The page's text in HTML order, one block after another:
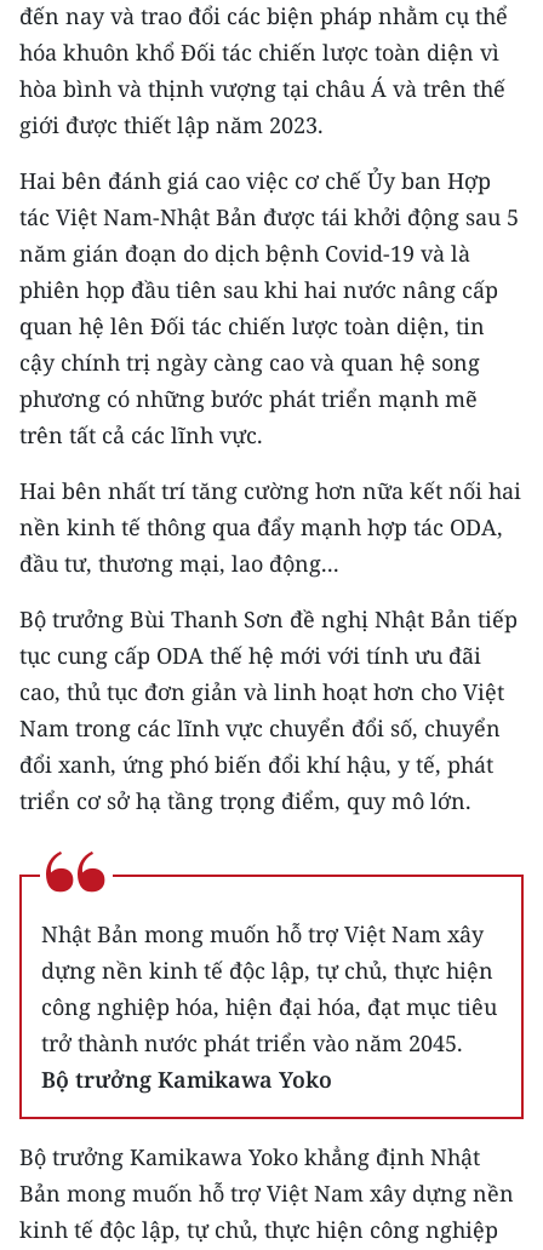
Media Pháp luật
Media Du lịch
Media Thế giới
Media Thể thao
Media Giáo dục
Media Y tế
Media Khoa học - Công nghệ
Media Môi trường
Infographic
TIN ĐỊA PHƯƠNG
Trung du và miền núi phía Bắc
Đồng bằng sông Hồng
Bắc Trung Bộ
Duyên hải Nam Trung Bộ và Tây
Nguyên
Đông Nam Bộ
Đồng bằng sông Cửu Long
Chuyên trang Hà Nội
Chuyên trang TP. Hồ Chí Minh
CHUYÊN ĐỀ
CÁC CHUYÊN TRANG
đến nay và trao đổi các biện pháp nhằm cụ thể
hóa khuôn khổ Đối tác chiến lược toàn diện vì
hòa bình và thịnh vượng tại châu Á và trên thế
giới được thiết lập năm 2023.
Hai bên đánh giá cao việc cơ chế Ủy ban Hợp
tác Việt Nam-Nhật Bản được tái khởi động sau 5
năm gián đoạn do dịch bệnh Covid-19 và là
phiên họp đầu tiên sau khi hai nước nâng cấp
quan hệ lên Đối tác chiến lược toàn diện, tin
cậy chính trị ngày càng cao và quan hệ song
phương có những bước phát triển mạnh mẽ
trên tất cả các lĩnh vực.
Hai bên nhất trí tăng cường hơn nữa kết nối hai
nền kinh tế thông qua đẩy mạnh hợp tác ODA,
đầu tư, thương mại, lao động...
Bộ trưởng Bùi Thanh Sơn đề nghị Nhật Bản tiếp
tục cung cấp ODA thế hệ mới với tính ưu đãi
cao, thủ tục đơn giản và linh hoạt hơn cho Việt
Nam trong các lĩnh vực chuyển đổi số, chuyển
đổi xanh, ứng phó biến đổi khí hậu, y tế, phát
triển cơ sở hạ tầng trọng điểm, quy mô lớn.
Nhật Bản mong muốn hỗ trợ Việt Nam xây
dựng nền kinh tế độc lập, tự chủ, thực hiện
công nghiệp hóa, hiện đại hóa, đạt mục tiêu
trở thành nước phát triển vào năm 2045.
Bộ trưởng Kamikawa Yoko
Bộ trưởng Kamikawa Yoko khẳng định Nhật
Bản mong muốn hỗ trợ Việt Nam xây dựng nền
kinh tế độc lập, tự chủ, thực hiện công nghiệp